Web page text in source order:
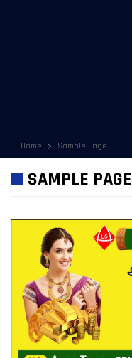
Home Sample Page
SAMPLE PAGE